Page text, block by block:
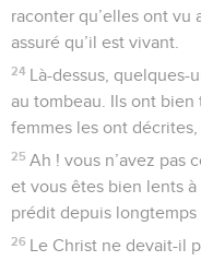
raconter qu’elles ont vu
assuré qu’il est vivant.
24 Là-dessus, quelques-
au tombeau. Ils ont
femmes les ont
25 Ah ! vous n’avez pas
et vous êtes bien lents
prédit depuis longtemps
26 Le Christ ne devait-il